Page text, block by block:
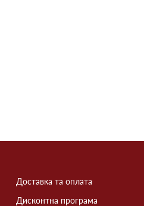
Доставка та оплата
Дисконтна програма